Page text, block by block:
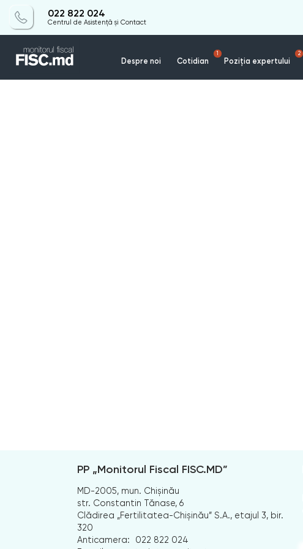
022 822 024
Centrul de Asistență și Contact
Despre noi Cotidian
1
Poziția expertului
2
PP „Monitorul Fiscal FISC.MD”
MD-2005, mun. Chișinău
str. Constantin Tănase, 6
Clădirea „Fertilitatea-Chișinău” S.A., etajul 3, bir.
320
Anticamera:
022 822 024